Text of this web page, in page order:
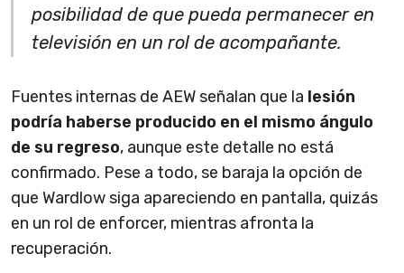
posibilidad de que pueda permanecer en
televisión en un rol de acompañante.
Fuentes internas de AEW señalan que la lesión
podría haberse producido en el mismo ángulo
de su regreso, aunque este detalle no está
confirmado. Pese a todo, se baraja la opción de
que Wardlow siga apareciendo en pantalla, quizás
en un rol de enforcer, mientras afronta la
recuperación.